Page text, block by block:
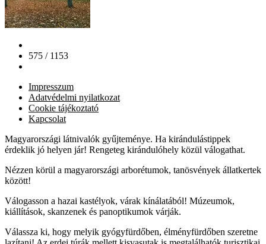
575 / 1153
Impresszum
Adatvédelmi nyilatkozat
Cookie tájékoztató
Kapcsolat
Magyarországi látnivalók gyűjteménye. Ha kirándulástippek
érdeklik jó helyen jár! Rengeteg kirándulóhely közül válogathat.
Nézzen körül a magyarországi arborétumok, tanösvények állatkertek
között!
Válogasson a hazai kastélyok, várak kínálatából! Múzeumok,
kiállítások, skanzenek és panoptikumok várják.
Válassza ki, hogy melyik gyógyfürdőben, élményfürdőben szeretne